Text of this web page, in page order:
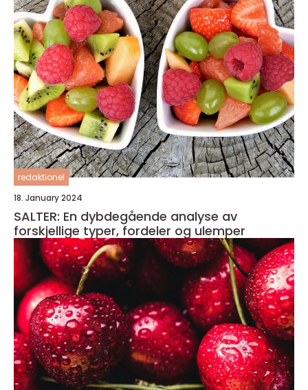
redaktionel
18. January 2024
SALTER: En dybdegående analyse av
forskjellige typer, fordeler og ulemper